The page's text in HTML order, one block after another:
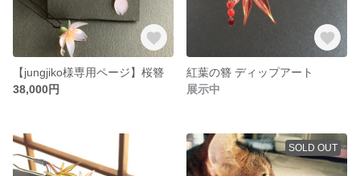
【jungjiko様専用ページ】桜簪
38,000円
紅葉の簪 ディップアート
展示中
SOLD OUT